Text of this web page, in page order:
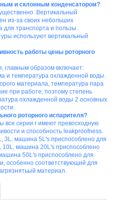
и склонным конденсатором?
Вертикальный
из-за своих небольших
для транспорта и пользы.
используют вертикальный
работы цены роторного
главным образом включает:
и температура охлажденной воды.
материала, температура пара
при работе, поэтому степень
охлажденной воды 2 основных
роторного испарителя?
все серии r имеют превосходную
и способность leakproofness.
3L, машина 5L's приспособлено для
10L, машина 20L's приспособлено
50L's приспособлено для
особенно соответствующий для
материал.